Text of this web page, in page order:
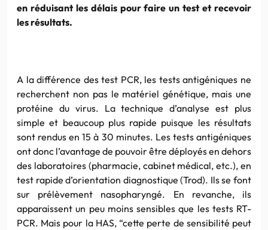
en réduisant les délais pour faire un test et recevoir
les résultats.
A la différence des test PCR, les tests antigéniques ne
recherchent non pas le matériel génétique, mais une
protéine du virus. La technique d’analyse est plus
simple et beaucoup plus rapide puisque les résultats
sont rendus en 15 à 30 minutes. Les tests antigéniques
ont donc l’avantage de pouvoir être déployés en dehors
des laboratoires (pharmacie, cabinet médical, etc.), en
test rapide d’orientation diagnostique (Trod). Ils se font
sur prélèvement nasopharyngé. En revanche, ils
apparaissent un peu moins sensibles que les tests RT-
PCR. Mais pour la HAS, “cette perte de sensibilité peut